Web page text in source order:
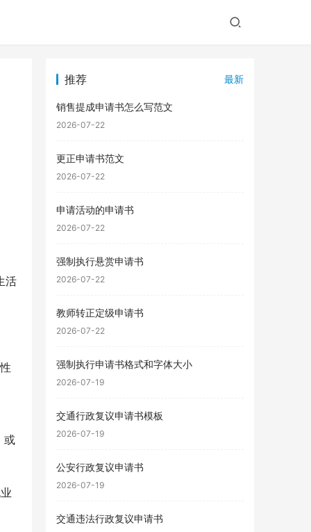
活
或
推荐 最新
销售提成申请书怎么写范文
2026-07-22
更正申请书范文
2026-07-22
申请活动的申请书
2026-07-22
强制执行悬赏申请书
2026-07-22
教师转正定级申请书
2026-07-22
强制执行申请书格式和字体大小
2026-07-19
交通行政复议申请书模板
2026-07-19
公安行政复议申请书
2026-07-19
交通违法行政复议申请书